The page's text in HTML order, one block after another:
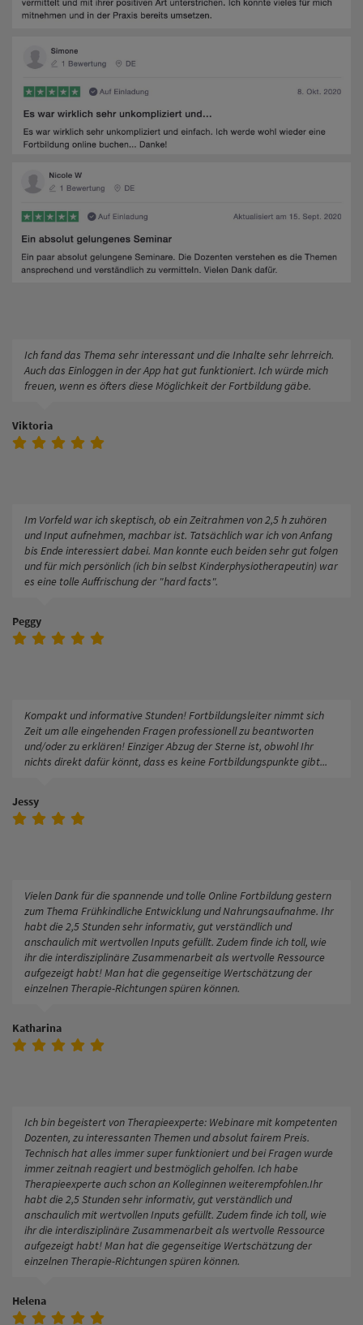
Ich fand das Thema sehr interessant und die Inhalte sehr lehrreich.
Auch das Einloggen in der App hat gut funktioniert. Ich würde mich
freuen, wenn es öfters diese Möglichkeit der Fortbildung gäbe.
Viktoria
Im Vorfeld war ich skeptisch, ob ein Zeitrahmen von 2,5 h zuhören
und Input aufnehmen, machbar ist. Tatsächlich war ich von Anfang
bis Ende interessiert dabei. Man konnte euch beiden sehr gut folgen
und für mich persönlich (ich bin selbst Kinderphysiotherapeutin) war
es eine tolle Auffrischung der "hard facts".
Peggy
Kompakt und informative Stunden! Fortbildungsleiter nimmt sich
Zeit um alle eingehenden Fragen professionell zu beantworten
und/oder zu erklären! Einziger Abzug der Sterne ist, obwohl Ihr
nichts direkt dafür könnt, dass es keine Fortbildungspunkte gibt...
Jessy
Vielen Dank für die spannende und tolle Online Fortbildung gestern
zum Thema Frühkindliche Entwicklung und Nahrungsaufnahme. Ihr
habt die 2,5 Stunden sehr informativ, gut verständlich und
anschaulich mit wertvollen Inputs gefüllt. Zudem finde ich toll, wie
ihr die interdisziplinäre Zusammenarbeit als wertvolle Ressource
aufgezeigt habt! Man hat die gegenseitige Wertschätzung der
einzelnen Therapie-Richtungen spüren können.
Katharina
Ich bin begeistert von Therapieexperte: Webinare mit kompetenten
Dozenten, zu interessanten Themen und absolut fairem Preis.
Technisch hat alles immer super funktioniert und bei Fragen wurde
immer zeitnah reagiert und bestmöglich geholfen. Ich habe
Therapieexperte auch schon an Kolleginnen weiterempfohlen.Ihr
habt die 2,5 Stunden sehr informativ, gut verständlich und
anschaulich mit wertvollen Inputs gefüllt. Zudem finde ich toll, wie
ihr die interdisziplinäre Zusammenarbeit als wertvolle Ressource
aufgezeigt habt! Man hat die gegenseitige Wertschätzung der
einzelnen Therapie-Richtungen spüren können.
Helena